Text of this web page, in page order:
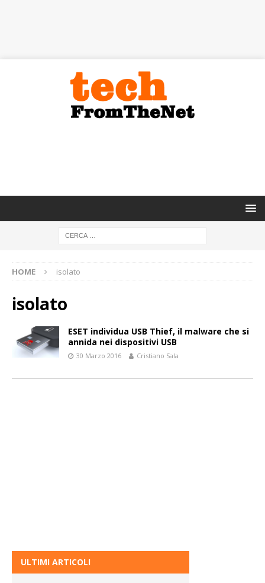
HOME isolato
isolato
ESET individua USB Thief, il malware che si
annida nei dispositivi USB
30 Marzo 2016 Cristiano Sala
ULTIMI ARTICOLI